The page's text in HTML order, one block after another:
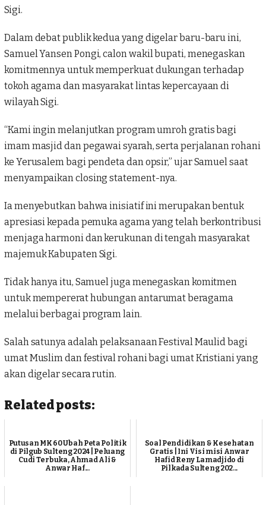
Sigi.
Dalam debat publik kedua yang digelar baru-baru ini,
Samuel Yansen Pongi, calon wakil bupati, menegaskan
komitmennya untuk memperkuat dukungan terhadap
tokoh agama dan masyarakat lintas kepercayaan di
wilayah Sigi.
“Kami ingin melanjutkan program umroh gratis bagi
imam masjid dan pegawai syarah, serta perjalanan rohani
ke Yerusalem bagi pendeta dan opsir,” ujar Samuel saat
menyampaikan closing statement-nya.
Ia menyebutkan bahwa inisiatif ini merupakan bentuk
apresiasi kepada pemuka agama yang telah berkontribusi
menjaga harmoni dan kerukunan di tengah masyarakat
majemuk Kabupaten Sigi.
Tidak hanya itu, Samuel juga menegaskan komitmen
untuk mempererat hubungan antarumat beragama
melalui berbagai program lain.
Salah satunya adalah pelaksanaan Festival Maulid bagi
umat Muslim dan festival rohani bagi umat Kristiani yang
akan digelar secara rutin.
Related posts:
Putusan MK 60 Ubah Peta Politik
di Pilgub Sulteng 2024 | Peluang
Cudi Terbuka, Ahmad Ali &
Anwar Haf...
Soal Pendidikan & Kesehatan
Gratis | Ini Visi misi Anwar
Hafid Reny Lamadjido di
Pilkada Sulteng 202...